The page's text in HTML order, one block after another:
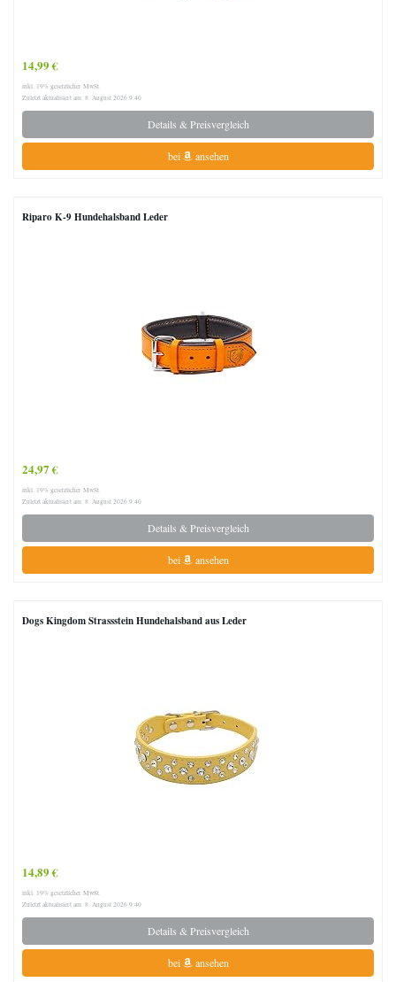
14,99 €
inkl. 19% gesetzlicher MwSt.
Zuletzt aktualisiert am: 8. August 2026 9:40
Details & Preisvergleich
bei ansehen
Riparo K-9 Hundehalsband Leder
24,97 €
inkl. 19% gesetzlicher MwSt.
Zuletzt aktualisiert am: 8. August 2026 9:40
Details & Preisvergleich
bei ansehen
Dogs Kingdom Strassstein Hundehalsband aus Leder
14,89 €
inkl. 19% gesetzlicher MwSt.
Zuletzt aktualisiert am: 8. August 2026 9:40
Details & Preisvergleich
bei ansehen